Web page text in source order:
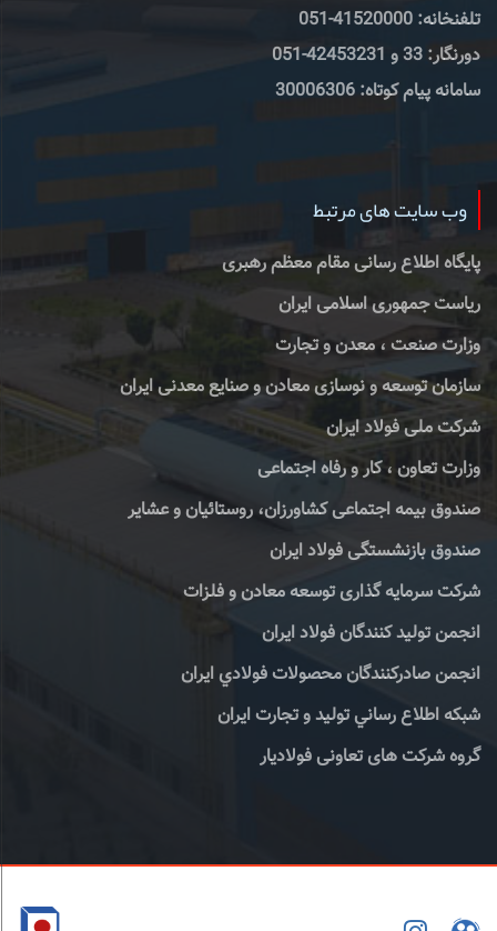
تلفنخانه: 41520000-051
دورنگار: 33 و 42453231-051
سامانه پیام کوتاه: 30006306
وب سایت های مرتبط
پایگاه اطلاع رسانی مقام معظم رهبری
ریاست جمهوری اسلامی ایران
وزارت صنعت ، معدن و تجارت
سازمان توسعه و نوسازی معادن و صنایع معدنی ایران
شرکت ملی فولاد ایران
وزارت تعاون ، کار و رفاه اجتماعی
صندوق بیمه اجتماعی کشاورزان، روستائیان و عشایر
صندوق بازنشستگی فولاد ایران
شرکت سرمایه گذاری توسعه معادن و فلزات
انجمن تولید کنندگان فولاد ایران
انجمن صادركنندگان محصولات فولادي ايران
شبكه اطلاع رساني توليد و تجارت ايران
گروه شرکت های تعاونی فولادیار